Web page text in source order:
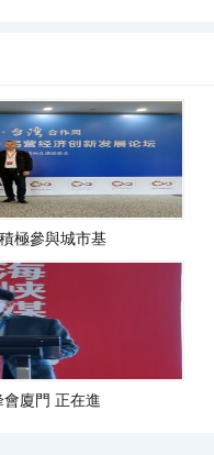
極參與城市基
廈門 正在進